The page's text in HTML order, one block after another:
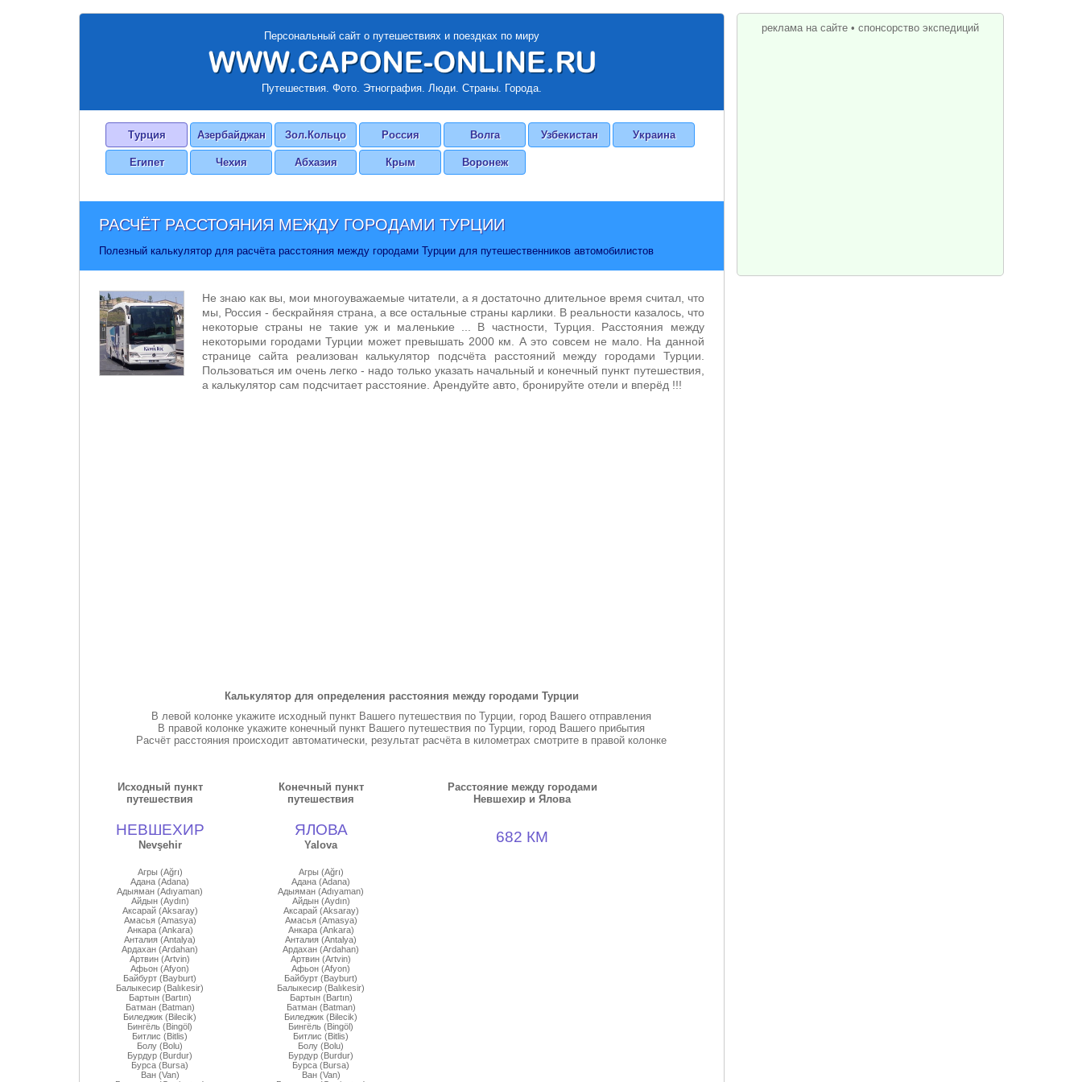
Персональный сайт о путешествиях и поездках по миру
Путешествия. Фото. Этнография. Люди. Страны. Города.
Турция Азербайджан Зол.Кольцо Россия Волга Узбекистан Украина
Египет Чехия Абхазия Крым Воронеж
РАСЧЁТ РАССТОЯНИЯ МЕЖДУ ГОРОДАМИ ТУРЦИИ
Полезный калькулятор для расчёта расстояния между городами Турции для путешественников автомобилистов
Не знаю как вы, мои многоуважаемые читатели, а я достаточно длительное время считал, что
мы, Россия - бескрайняя страна, а все остальные страны карлики. В реальности казалось, что
некоторые страны не такие уж и маленькие ... В частности, Турция. Расстояния между
некоторыми городами Турции может превышать 2000 км. А это совсем не мало. На данной
странице сайта реализован калькулятор подсчёта расстояний между городами Турции.
Пользоваться им очень легко - надо только указать начальный и конечный пункт путешествия,
а калькулятор сам подсчитает расстояние. Арендуйте авто, бронируйте отели и вперёд !!!
Калькулятор для определения расстояния между городами Турции
В левой колонке укажите исходный пункт Вашего путешествия по Турции, город Вашего отправления
В правой колонке укажите конечный пункт Вашего путешествия по Турции, город Вашего прибытия
Расчёт расстояния происходит автоматически, результат расчёта в километрах смотрите в правой колонке
Исходный пункт
путешествия
НЕВШЕХИР
Nevşehir
Конечный пункт
путешествия
ЯЛОВА
Yalova
Расстояние между городами
Невшехир и Ялова
682 КМ
Агры (Ağrı)
Адана (Adana)
Адыяман (Adıyaman)
Айдын (Aydın)
Аксарай (Aksaray)
Амасья (Amasya)
Анкара (Ankara)
Анталия (Antalya)
Ардахан (Ardahan)
Артвин (Artvin)
Афьон (Afyon)
Байбурт (Bayburt)
Балыкесир (Balıkesir)
Бартын (Bartın)
Батман (Batman)
Биледжик (Bilecik)
Бингёль (Bingöl)
Битлис (Bitlis)
Болу (Bolu)
Бурдур (Burdur)
Бурса (Bursa)
Ван (Van)
Агры (Ağrı)
Адана (Adana)
Адыяман (Adıyaman)
Айдын (Aydın)
Аксарай (Aksaray)
Амасья (Amasya)
Анкара (Ankara)
Анталия (Antalya)
Ардахан (Ardahan)
Артвин (Artvin)
Афьон (Afyon)
Байбурт (Bayburt)
Балыкесир (Balıkesir)
Бартын (Bartın)
Батман (Batman)
Биледжик (Bilecik)
Бингёль (Bingöl)
Битлис (Bitlis)
Болу (Bolu)
Бурдур (Burdur)
Бурса (Bursa)
Ван (Van)
реклама на сайте• спонсорство экспедиций